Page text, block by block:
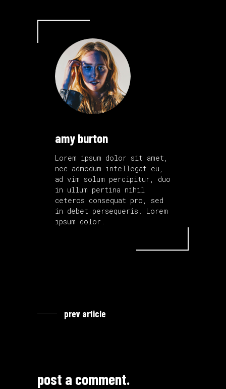
amy burton
Lorem ipsum dolor sit amet,
nec admodum intellegat eu,
ad vim solum percipitur, duo
in ullum pertina nihil
ceteros consequat pro, sed
in debet persequeris. Lorem
ipsum dolor.
prev article
post a comment.